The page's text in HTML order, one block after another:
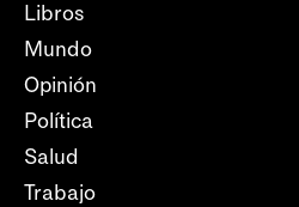
Libros
Mundo
Opinión
Política
Salud
Trabajo